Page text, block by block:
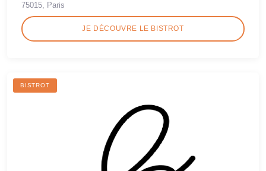
75015, Paris
JE DÉCOUVRE LE BISTROT
BISTROT